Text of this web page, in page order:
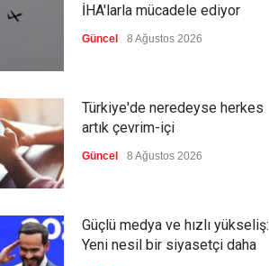
İHA'larla mücadele ediyor
Güncel 8 Ağustos 2026
Türkiye'de neredeyse herkes
artık çevrim-içi
Güncel 8 Ağustos 2026
Güçlü medya ve hızlı yükseliş:
Yeni nesil bir siyasetçi daha